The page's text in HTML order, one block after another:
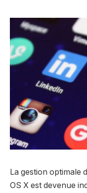
La gestion optimale
OS X est devenue